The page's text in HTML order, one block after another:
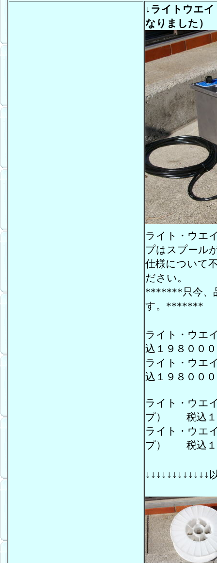
↓ライトウエ
なりました）
ライト・ウエ
プはスプール
仕様について
ださい。
*******只今、
す。*******
ライト・ウエ
込１９８００
ライト・ウエ
込１９８００
ライト・ウエ
プ） 税込１
ライト・ウエ
プ） 税込１
↓↓↓↓↓↓↓↓↓↓↓↓